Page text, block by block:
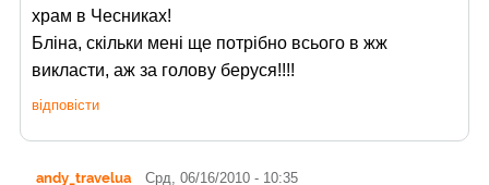
храм в Чесниках!
Бліна, скільки мені ще потрібно всього в жж
викласти, аж за голову беруся!!!!
відповісти
andy_travelua Срд, 06/16/2010 - 10:35